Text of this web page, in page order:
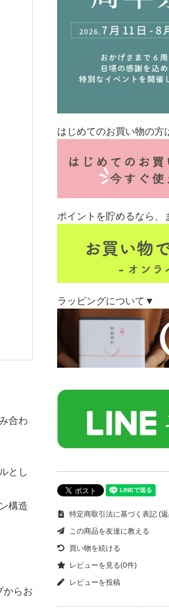
合わ
とし
構造
からお
はじめてのお買い物の
ポイントを貯めるなら
ラッピングについて▼
特定商取引法に基づく表記 (
この商品を友達に教える
買い物を続ける
レビューを見る(0件)
レビューを投稿